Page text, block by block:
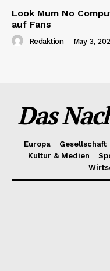
Look Mum No
auf Fans
Redaktion - May 3,
Das
Europa Gesellschaft
Kultur & Medien